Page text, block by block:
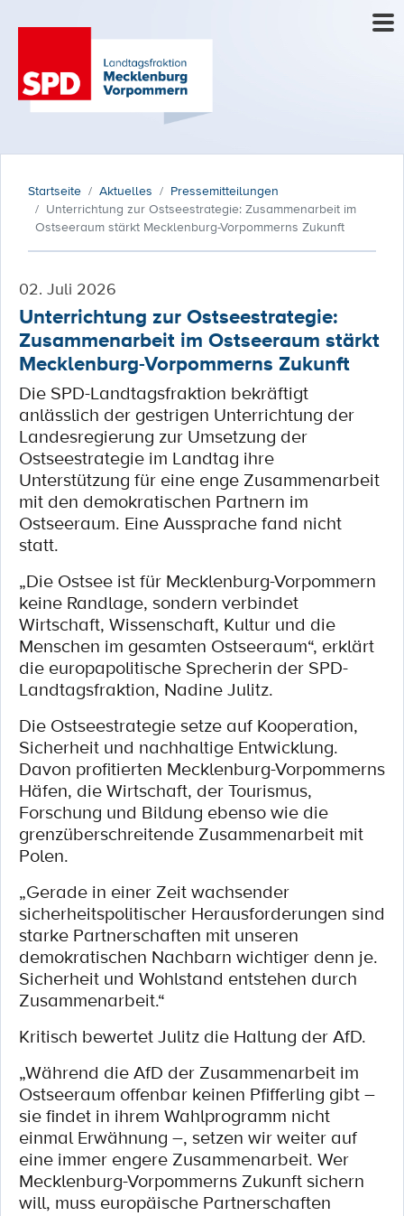
Startseite Aktuelles
Pressemitteilungen
Unterrichtung zur Ostseestrategie: Zusammenarbeit im
Ostseeraum stärkt Mecklenburg-Vorpommerns Zukunft
02. Juli 2026
Unterrichtung zur Ostseestrategie:
Zusammenarbeit im Ostseeraum stärkt
Mecklenburg-Vorpommerns Zukunft
Die SPD-Landtagsfraktion bekräftigt
anlässlich der gestrigen Unterrichtung der
Landesregierung zur Umsetzung der
Ostseestrategie im Landtag ihre
Unterstützung für eine enge Zusammenarbeit
mit den demokratischen Partnern im
Ostseeraum. Eine Aussprache fand nicht
statt.
„Die Ostsee ist für Mecklenburg-Vorpommern
keine Randlage, sondern verbindet
Wirtschaft, Wissenschaft, Kultur und die
Menschen im gesamten Ostseeraum“, erklärt
die europapolitische Sprecherin der SPD-
Landtagsfraktion, Nadine Julitz.
Die Ostseestrategie setze auf Kooperation,
Sicherheit und nachhaltige Entwicklung.
Davon profitierten Mecklenburg-Vorpommerns
Häfen, die Wirtschaft, der Tourismus,
Forschung und Bildung ebenso wie die
grenzüberschreitende Zusammenarbeit mit
Polen.
„Gerade in einer Zeit wachsender
sicherheitspolitischer Herausforderungen sind
starke Partnerschaften mit unseren
demokratischen Nachbarn wichtiger denn je.
Sicherheit und Wohlstand entstehen durch
Zusammenarbeit.“
Kritisch bewertet Julitz die Haltung der AfD.
„Während die AfD der Zusammenarbeit im
Ostseeraum offenbar keinen Pfifferling gibt –
sie findet in ihrem Wahlprogramm nicht
einmal Erwähnung –, setzen wir weiter auf
eine immer engere Zusammenarbeit. Wer
Mecklenburg-Vorpommerns Zukunft sichern
will, muss europäische Partnerschaften